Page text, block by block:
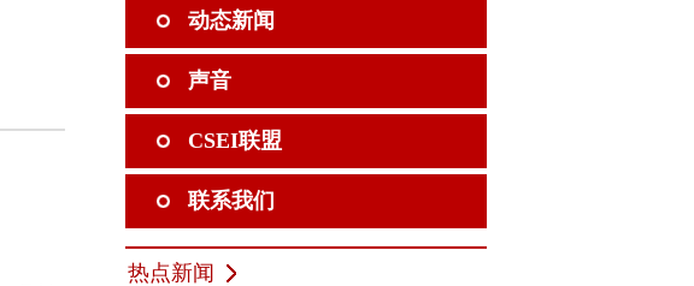
动态新闻
声音
CSEI联盟
联系我们
热点新闻